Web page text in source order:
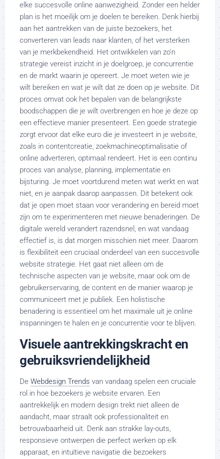
elke succesvolle online aanwezigheid. Zonder een helder
plan is het moeilijk om je doelen te bereiken. Denk hierbij
aan het aantrekken van de juiste bezoekers, het
converteren van leads naar klanten, of het versterken
van je merkbekendheid. Het ontwikkelen van zo'n
strategie vereist inzicht in je doelgroep, je concurrentie
en de markt waarin je opereert. Je moet weten wie je
wilt bereiken en wat je wilt dat ze doen op je website. Dit
proces omvat ook het bepalen van de belangrijkste
boodschappen die je wilt overbrengen en hoe je deze op
een effectieve manier presenteert. Een goede strategie
zorgt ervoor dat elke euro die je investeert in je website,
zoals in contentcreatie, zoekmachineoptimalisatie of
online adverteren, optimaal rendeert. Het is een continu
proces van analyse, planning, implementatie en
bijsturing. Je moet voortdurend meten wat werkt en wat
niet, en je aanpak daarop aanpassen. Dit betekent ook
dat je open moet staan voor verandering en bereid moet
zijn om te experimenteren met nieuwe benaderingen. De
digitale wereld verandert razendsnel, en wat vandaag
effectief is, is dat morgen misschien niet meer. Daarom
is flexibiliteit een cruciaal onderdeel van een succesvolle
website strategie. Het gaat niet alleen om de
technische aspecten van je website, maar ook om de
gebruikerservaring, de content en de manier waarop je
communiceert met je publiek. Een holistische
benadering is essentieel om het maximale uit je online
inspanningen te halen en je concurrentie voor te blijven.
Visuele aantrekkingskracht en
gebruiksvriendelijkheid
De Webdesign Trends van vandaag spelen een cruciale
rol in hoe bezoekers je website ervaren. Een
aantrekkelijk en modern design trekt niet alleen de
aandacht, maar straalt ook professionaliteit en
betrouwbaarheid uit. Denk aan strakke lay-outs,
responsieve ontwerpen die perfect werken op elk
apparaat, en intuïtieve navigatie die bezoekers